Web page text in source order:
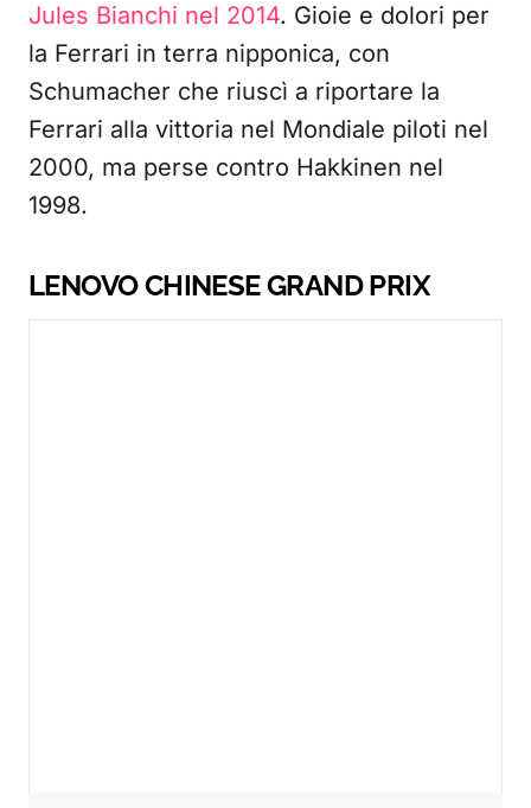
Jules Bianchi nel 2014. Gioie e dolori per
la Ferrari in terra nipponica, con
Schumacher che riuscì a riportare la
Ferrari alla vittoria nel Mondiale piloti nel
2000, ma perse contro Hakkinen nel
1998.
LENOVO CHINESE GRAND PRIX